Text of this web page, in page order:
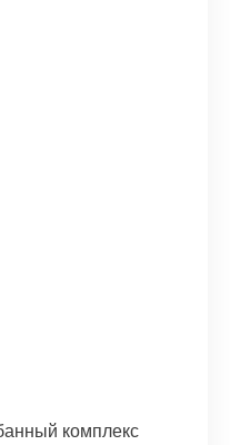
комплекс